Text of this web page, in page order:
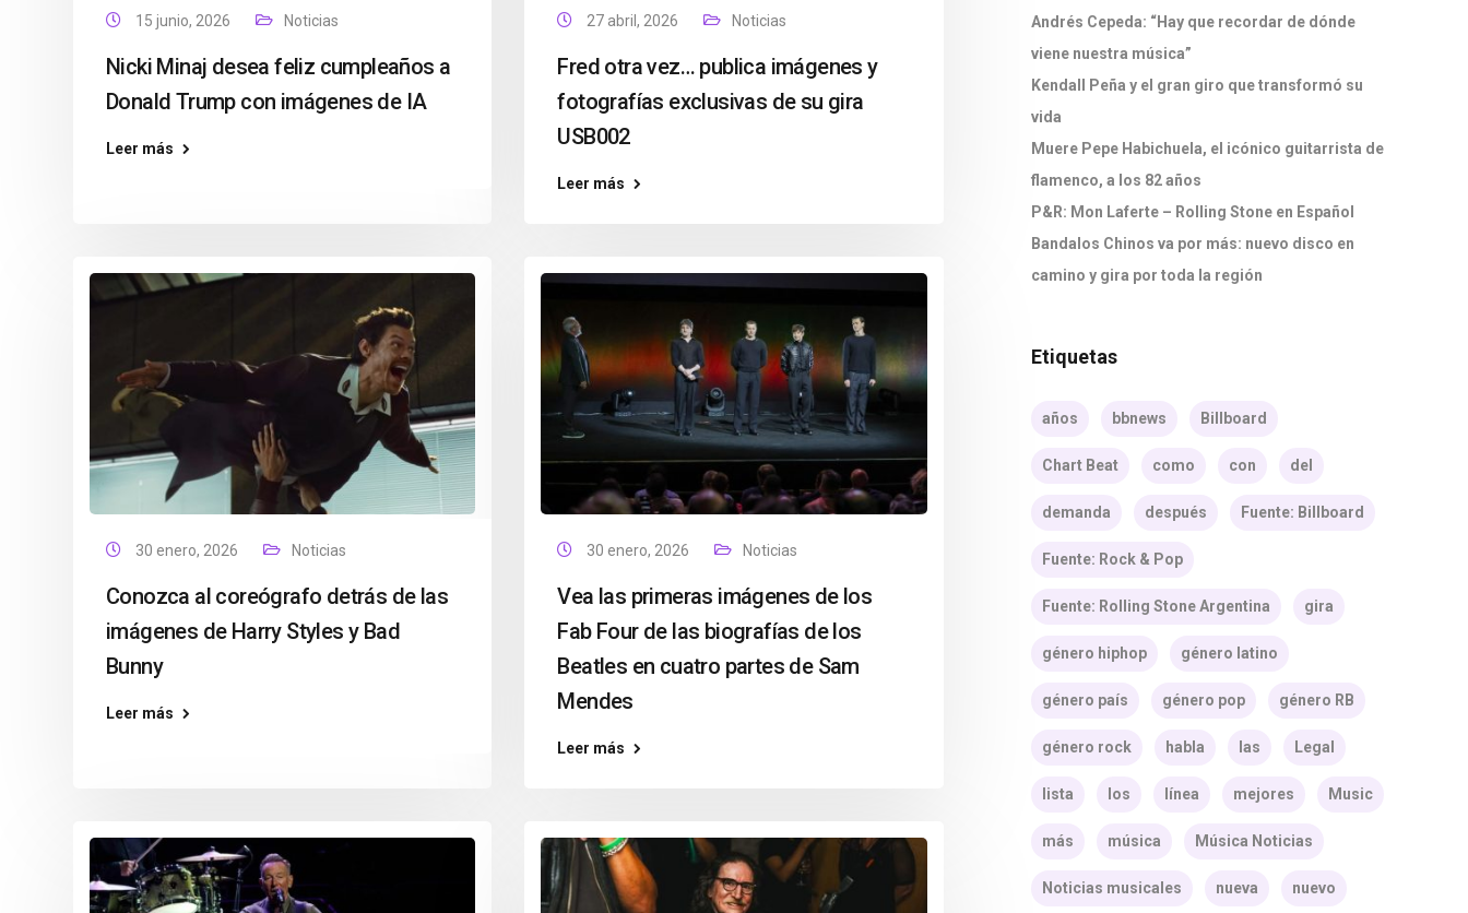
15 junio, 2026 Noticias
Nicki Minaj desea feliz cumpleaños a
Donald Trump con imágenes de IA
Leer más
27 abril, 2026 Noticias
Fred otra vez… publica imágenes y
fotografías exclusivas de su gira
USB002
Leer más
30 enero, 2026 Noticias
Conozca al coreógrafo detrás de las
imágenes de Harry Styles y Bad
Bunny
Leer más
30 enero, 2026 Noticias
Vea las primeras imágenes de los
Fab Four de las biografías de los
Beatles en cuatro partes de Sam
Mendes
Leer más
Andrés Cepeda: “Hay que recordar de dónde
viene nuestra música”
Kendall Peña y el gran giro que transformó su
vida
Muere Pepe Habichuela, el icónico guitarrista de
flamenco, a los 82 años
P&R: Mon Laferte – Rolling Stone en Español
Bandalos Chinos va por más: nuevo disco en
camino y gira por toda la región
Etiquetas
años bbnews Billboard
Chart Beat como con del
demanda después Fuente: Billboard
Fuente: Rock & Pop
Fuente: Rolling Stone Argentina gira
género hiphop género latino
género país género pop género RB
género rock habla las Legal
lista los línea mejores Music
más música Música Noticias
Noticias musicales nueva nuevo